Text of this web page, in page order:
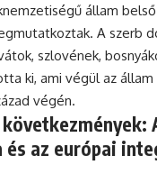
állam
A szerb
szlovének,
ki, ami végül az
végén.
és az európai